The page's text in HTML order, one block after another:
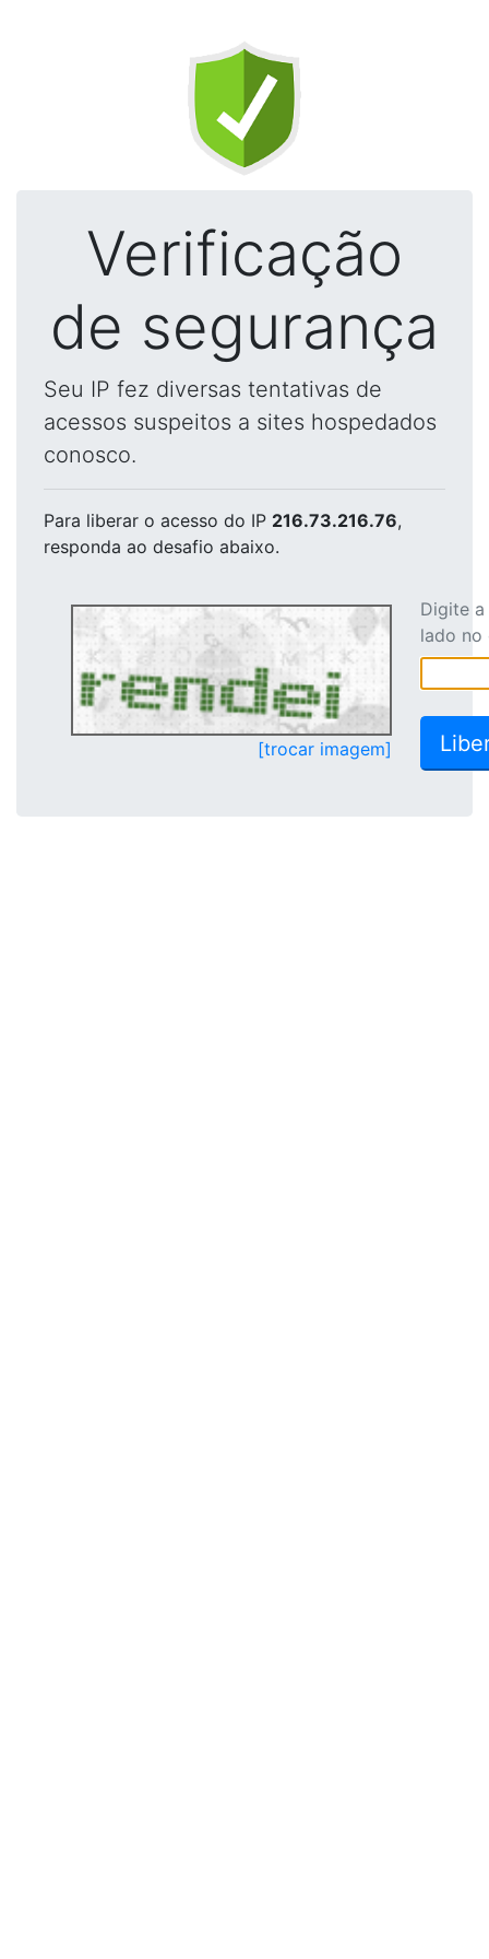
Verificação
de segurança
Seu IP fez diversas tentativas de
acessos suspeitos a sites hospedados
conosco.
Para liberar o acesso do IP 216.73.216.76,
responda ao desafio abaixo.
[trocar imagem]
Digite
lado no